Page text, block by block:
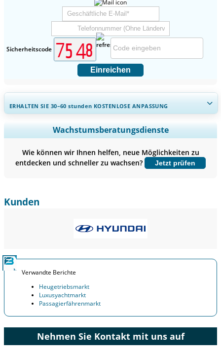
Sicherheitscode
Einreichen
ERHALTEN SIE 30–60stunden KOSTENLOSE ANPASSUNG
Regionale und länderspezifische Abdeckung erweitern,
Segmentanalyse, Unternehmensprofile, Wettbewerbs-
Jetzt anpassen
Wachstumsberatungsdienste
Wie können wir Ihnen helfen, neue Möglichkeiten zu
entdecken und schneller zu wachsen?
Jetzt prüfen
Kunden
Verwandte Berichte
Heugetriebsmarkt
Luxusyachtmarkt
Passagierfährenmarkt
Nehmen Sie Kontakt mit uns auf